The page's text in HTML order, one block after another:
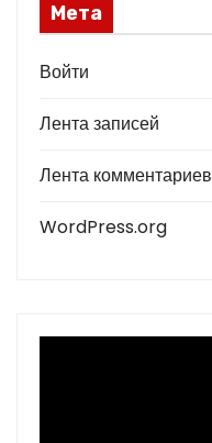
Мета
Войти
Лента записей
Лента комментариев
WordPress.org